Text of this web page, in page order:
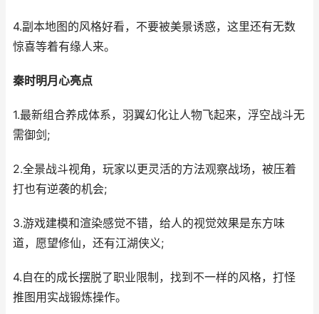
4.副本地图的风格好看，不要被美景诱惑，这里还有无数
惊喜等着有缘人来。
秦时明月心亮点
1.最新组合养成体系，羽翼幻化让人物飞起来，浮空战斗无
需御剑;
2.全景战斗视角，玩家以更灵活的方法观察战场，被压着
打也有逆袭的机会;
3.游戏建模和渲染感觉不错，给人的视觉效果是东方味
道，愿望修仙，还有江湖侠义;
4.自在的成长摆脱了职业限制，找到不一样的风格，打怪
推图用实战锻炼操作。